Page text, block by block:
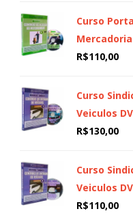
Curso
R$110,00
Curso
Veiculos
R$130,00
Curso
Veiculos
R$110,00